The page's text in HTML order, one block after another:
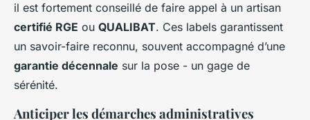
il est fortement conseillé de faire appel à un artisan
certifié RGE ou QUALIBAT. Ces labels garantissent
un savoir-faire reconnu, souvent accompagné d’une
garantie décennale sur la pose - un gage de
sérénité.
Anticiper les démarches administratives